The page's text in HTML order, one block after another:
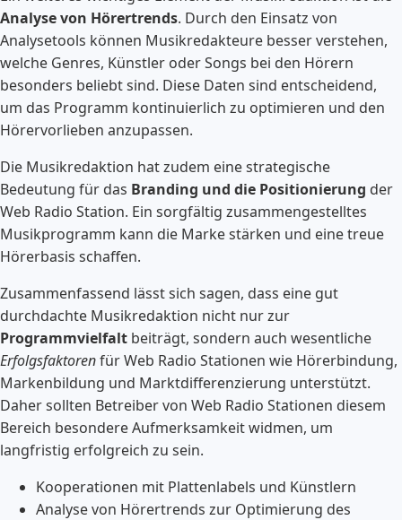
Analyse von Hörertrends. Durch den Einsatz von
Analysetools können Musikredakteure besser verstehen,
welche Genres, Künstler oder Songs bei den Hörern
besonders beliebt sind. Diese Daten sind entscheidend,
um das Programm kontinuierlich zu optimieren und den
Hörervorlieben anzupassen.
Die Musikredaktion hat zudem eine strategische
Bedeutung für das Branding und die Positionierung der
Web Radio Station. Ein sorgfältig zusammengestelltes
Musikprogramm kann die Marke stärken und eine treue
Hörerbasis schaffen.
Zusammenfassend lässt sich sagen, dass eine gut
durchdachte Musikredaktion nicht nur zur
Programmvielfalt beiträgt, sondern auch wesentliche
Erfolgsfaktorenfür Web Radio Stationen wie Hörerbindung,
Markenbildung und Marktdifferenzierung unterstützt.
Daher sollten Betreiber von Web Radio Stationen diesem
Bereich besondere Aufmerksamkeit widmen, um
langfristig erfolgreich zu sein.
Kooperationen mit Plattenlabels und Künstlern
Analyse von Hörertrends zur Optimierung des